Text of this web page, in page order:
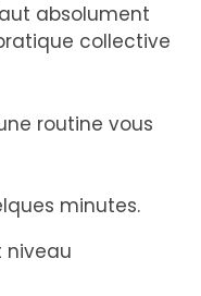
absolument
collective
routine vous
minutes.
niveau